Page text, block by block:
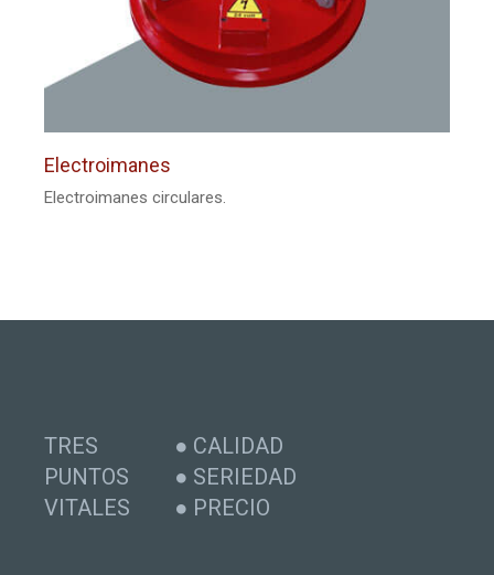
Electroimanes
Electroimanes circulares.
TRES
PUNTOS
VITALES
● CALIDAD
● SERIEDAD
● PRECIO